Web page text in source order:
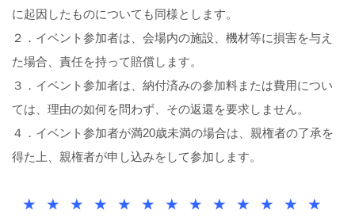
に起因したものについても同様とします。
２．イベント参加者は、会場内の施設、機材等に損害を与え
た場合、責任を持って賠償します。
３．イベント参加者は、納付済みの参加料または費用につい
ては、理由の如何を問わず、その返還を要求しません。
４．イベント参加者が満20歳未満の場合は、親権者の了承を
得た上、親権者が申し込みをして参加します。
★ ★ ★ ★ ★ ★ ★ ★ ★ ★ ★ ★ ★